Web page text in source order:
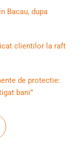
Bacau, dupa
clientilor la raft
de protectie:
bani”